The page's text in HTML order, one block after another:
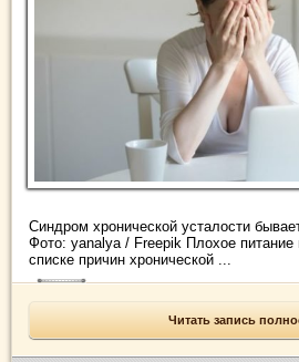
Синдром хронической усталости
Фото: yanalya / Freepik Плохое
списке причин хронической ...
Читать запись